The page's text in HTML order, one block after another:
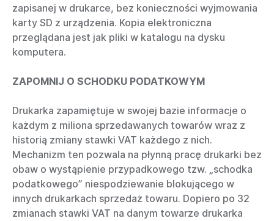
zapisanej w drukarce, bez konieczności wyjmowania
karty SD z urządzenia. Kopia elektroniczna
przeglądana jest jak pliki w katalogu na dysku
komputera.
ZAPOMNIJ O SCHODKU PODATKOWYM
Drukarka zapamiętuje w swojej bazie informacje o
każdym z miliona sprzedawanych towarów wraz z
historią zmiany stawki VAT każdego z nich.
Mechanizm ten pozwala na płynną pracę drukarki bez
obaw o wystąpienie przypadkowego tzw. „schodka
podatkowego” niespodziewanie blokującego w
innych drukarkach sprzedaż towaru. Dopiero po 32
zmianach stawki VAT na danym towarze drukarka